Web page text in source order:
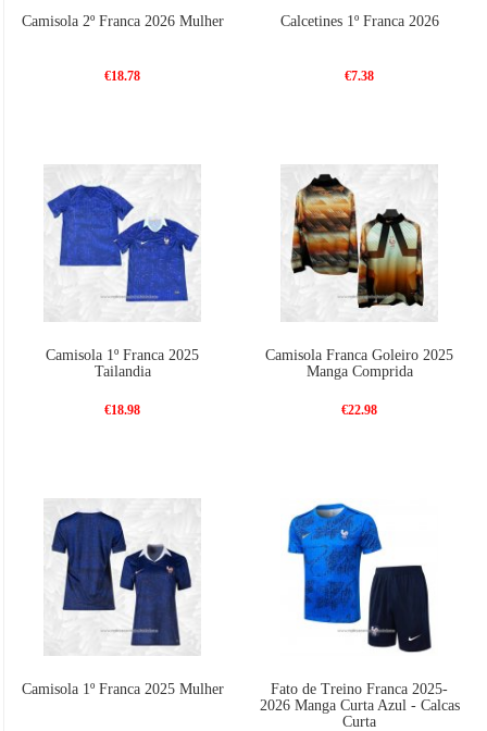
Camisola 2º Franca 2026 Mulher
€18.78
Calcetines 1º Franca 2026
€7.38
Camisola 1º Franca 2025
Tailandia
€18.98
Camisola Franca Goleiro 2025
Manga Comprida
€22.98
Camisola 1º Franca 2025 Mulher
Fato de Treino Franca 2025-
2026 Manga Curta Azul - Calcas
Curta